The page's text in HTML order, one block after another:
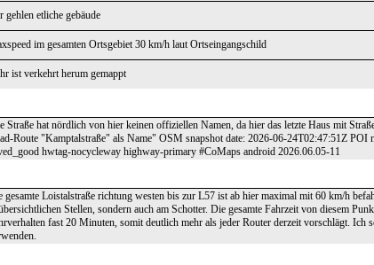
gehlen etliche gebäude
im gesamten Ortsgebiet 30 km/h laut Ortseingangschild
ist verkehrt herum gemappt
Straße hat nördlich von hier keinen offiziellen Namen, da hier das letzte Haus mit
Route "Kamptalstraße" als Name" OSM snapshot date: 2026-06-24T02:47:51Z POI
hwtag-nocycleway highway-primary #CoMaps android 2026.06.05-11
gesamte Loistalstraße richtung westen bis zur L57 ist ab hier maximal mit 60 km/h
Stellen, sondern auch am Schotter. Die gesamte Fahrzeit von diesem
fast 20 Minuten, somit deutlich mehr als jeder Router derzeit vorschlägt. Ich